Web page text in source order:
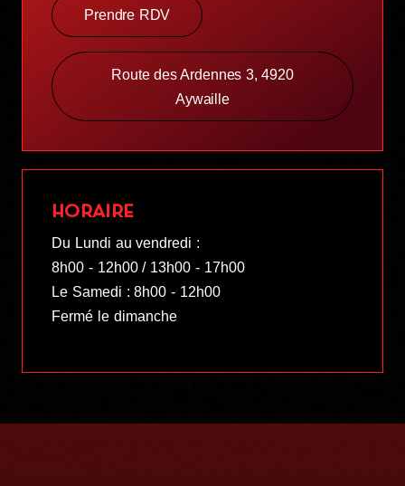
Prendre RDV
Route des Ardennes 3, 4920
Aywaille
HORAIRE
Du Lundi au vendredi :
8h00 - 12h00 / 13h00 - 17h00
Le Samedi : 8h00 - 12h00
Fermé le dimanche